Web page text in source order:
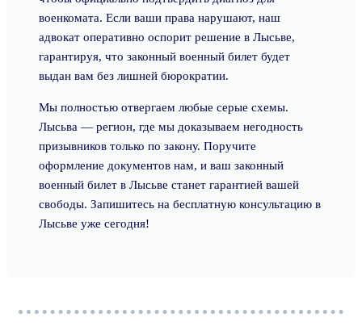
военкомата. Если ваши права нарушают, наш
адвокат оперативно оспорит решение в Лысьве,
гарантируя, что законный военный билет будет
выдан вам без лишней бюрократии.
Мы полностью отвергаем любые серые схемы.
Лысьва — регион, где мы доказываем негодность
призывников только по закону. Поручите
оформление документов нам, и ваш законный
военный билет в Лысьве станет гарантией вашей
свободы. Запишитесь на бесплатную консультацию в
Лысьве уже сегодня!